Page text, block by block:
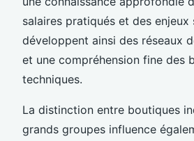
salaires pratiqués et des enjeux
développent ainsi des réseaux
et une compréhension fine des
techniques.
La distinction entre boutiques
grands groupes influence